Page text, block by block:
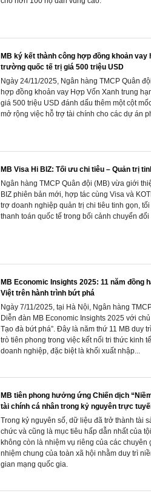
MB ký kết thành công hợp đồng khoản
trường quốc tế trị giá 500 triệu USD
Ngày 24/11/2025, Ngân hàng TMCP Quân
hợp đồng khoản vay Hợp Vốn Xanh trung
giá 500 triệu USD đánh dấu thêm một cột
mở rộng việc hỗ trợ tài chính cho các dự án
MB Visa Hi BIZ: Tối ưu chi tiêu – Quản trị
Ngân hàng TMCP Quân đội (MB) vừa giới
BIZ phiên bản mới, hợp tác cùng Visa và
trợ doanh nghiệp quản trị chi tiêu tinh gọn,
thanh toán quốc tế trong bối cảnh chuyển đổi
MB Economic Insights 2025: 11 năm đồng
Việt trên hành trình bứt phá
Ngày 7/11/2025, tại Hà Nội, Ngân hàng
Diễn đàn MB Economic Insights 2025 với
Tạo đà bứt phá”. Đây là năm thứ 11 MB duy
trò tiên phong trong việc kết nối tri thức kinh
doanh nghiệp, đặc biệt là khối xuất nhập...
MB tiên phong hưởng ứng Chiến dịch
tài chính cá nhân trong kỷ nguyên trực
Trong kỷ nguyên số, dữ liệu đã trở thành tài
chức và cũng là mục tiêu hấp dẫn nhất của
không còn là nhiệm vụ riêng của các chuyên
nhiệm chung của toàn xã hội nhằm duy trì
gian mạng quốc gia.